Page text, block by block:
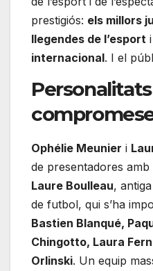
prestigiós: els millors
llegendes de l’esport i
internacional. I el
Personalitats
Ophélie Meunier i
de presentadores
Laure Boulleau,
de futbol, qui s’ha
Bastien Blanqué,
Chingotto, Laura
Orlinski. Un equip